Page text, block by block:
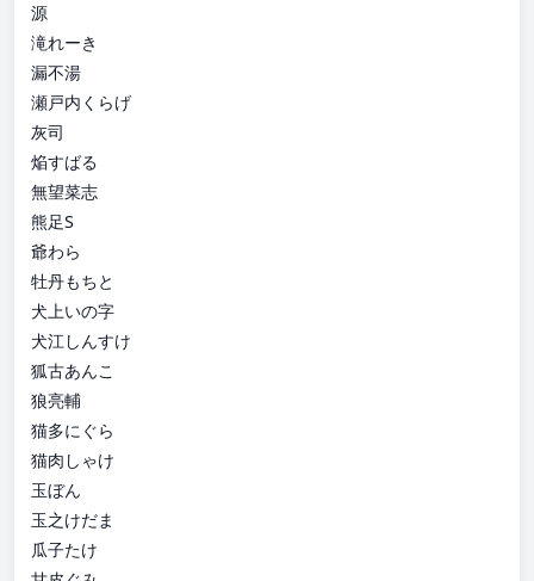
源
滝れーき
漏不湯
瀬戸内くらげ
灰司
焔すばる
無望菜志
熊足S
爺わら
牡丹もちと
犬上いの字
犬江しんすけ
狐古あんこ
狼亮輔
猫多にぐら
猫肉しゃけ
玉ぼん
玉之けだま
瓜子たけ